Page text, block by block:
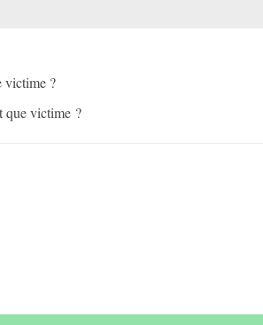
victime ?
que victime ?